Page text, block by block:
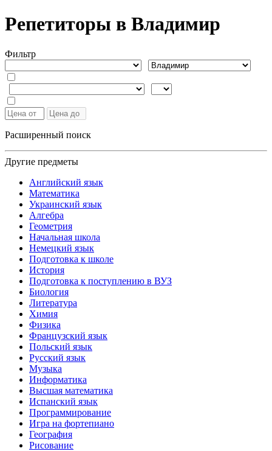
Репетиторы в Владимир
Фильтр
Расширенный поиск
Другие предметы
Английский язык
Математика
Украинский язык
Алгебра
Геометрия
Начальная школа
Немецкий язык
Подготовка к школе
История
Подготовка к поступлению в ВУЗ
Биология
Литература
Химия
Физика
Французский язык
Польский язык
Русский язык
Музыка
Информатика
Высшая математика
Испанский язык
Программирование
Игра на фортепиано
География
Рисование